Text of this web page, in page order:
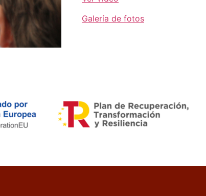
Galería de fotos